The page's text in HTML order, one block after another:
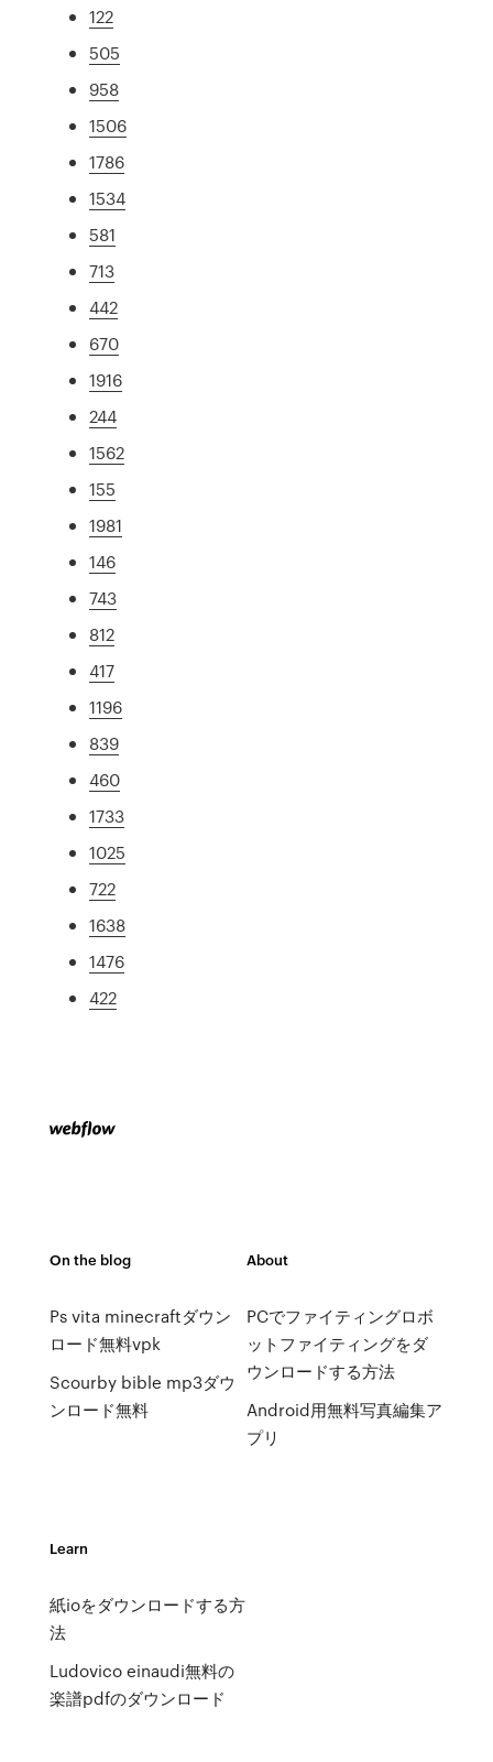
122
505
958
1506
1786
1534
581
713
442
670
1916
244
1562
155
1981
146
743
812
417
1196
839
460
1733
1025
722
1638
1476
422
On the blog
Ps vita minecraftダウン
ロード無料vpk
Scourby bible mp3ダウ
ンロード無料
About
PCでファイティングロボ
ットファイティングをダ
ウンロードする方法
Android用無料写真編集ア
プリ
Learn
紙ioをダウンロードする方
法
Ludovico einaudi無料の
楽譜pdfのダウンロード